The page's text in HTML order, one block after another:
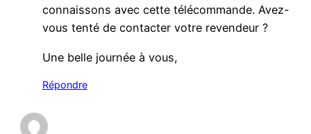
connaissons avec cette télécommande. Avez-
vous tenté de contacter votre revendeur ?
Une belle journée à vous,
Répondre